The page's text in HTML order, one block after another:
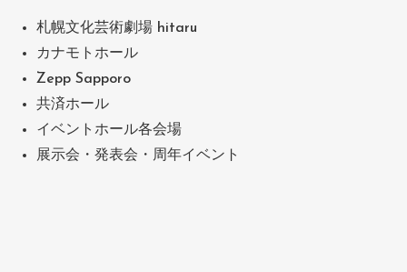
札幌文化芸術劇場 hitaru
カナモトホール
Zepp Sapporo
共済ホール
イベントホール各会場
展示会・発表会・周年イベント